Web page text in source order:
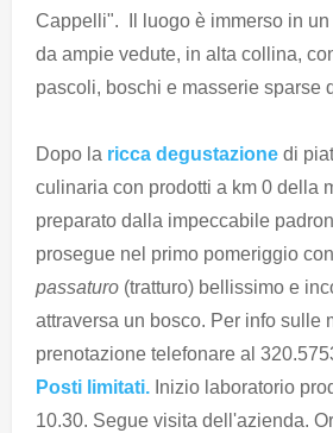
Cappelli". Il luogo è immerso in
da ampie vedute, in alta collina,
pascoli, boschi e masserie sparse
Dopo la ricca degustazione di
culinaria con prodotti a km 0 della
preparato dalla impeccabile
prosegue nel primo pomeriggio
passaturo (tratturo) bellissimo e
attraversa un bosco. Per info sulle
prenotazione telefonare al
Posti limitati. Inizio laboratorio
10.30. Segue visita dell'azienda.